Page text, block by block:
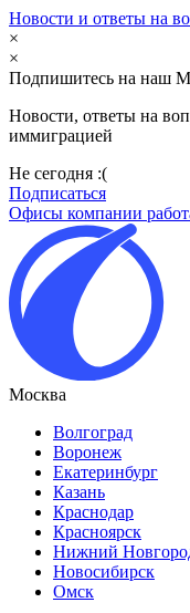
Новости и ответы на
×
×
Подпишитесь на наш
Новости, ответы на
иммиграцией
Не сегодня :(
Подписаться
Офисы компании
Москва
Волгоград
Воронеж
Екатеринбург
Казань
Краснодар
Красноярск
Нижний
Новосибирск
Омск